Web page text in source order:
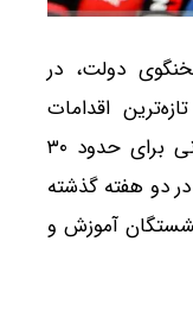
دولت، در
اقدامات
دولت، گفت: پرداخت وام ۵۰ میلیونی برای حدود ۳۰
دو هفته گذشته
آموزش و